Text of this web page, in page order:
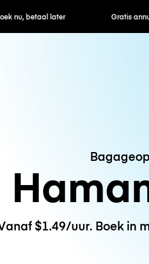
nu, betaal later Gratis
$1.49/uur. Boek in